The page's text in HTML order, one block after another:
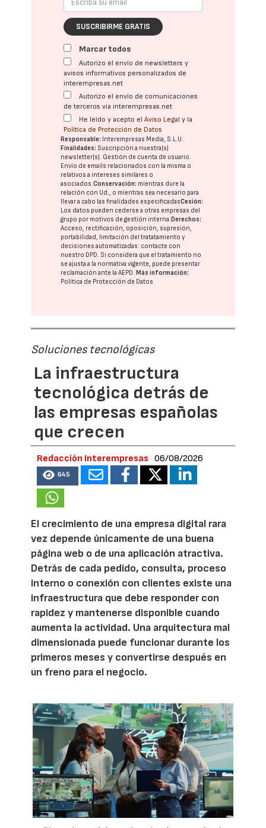
SUSCRIBIRME GRATIS
Marcar todos
Autorizo el envío de newsletters y
avisos informativos personalizados de
interempresas.net
Autorizo el envío de comunicaciones
de terceros vía interempresas.net
He leído y acepto elAviso Legal y la
Política de Protección de Datos
Responsable: Interempresas Media, S.L.U.
Finalidades: Suscripción a nuestra(s)
newsletter(s). Gestión de cuenta de usuario.
Envío de emails relacionados con la misma o
relativos a intereses similares o
asociados.Conservación: mientras dure la
relación con Ud., o mientras sea necesario para
llevar a cabo las finalidades especificadasCesión:
Los datos pueden cederse a otras empresas del
grupo por motivos de gestión interna. Derechos:
Acceso, rectificación, oposición, supresión,
portabilidad, limitación del tratatamiento y
decisiones automatizadas: contacte con
nuestro DPD. Si considera que el tratamiento no
se ajusta a la normativa vigente, puede presentar
reclamación ante laAEPD. Más información:
Política de Protección de Datos
Soluciones tecnológicas
La infraestructura
tecnológica detrás de
las empresas españolas
que crecen
Redacción Interempresas 06/08/2026
645
El crecimiento de una empresa digital rara
vez depende únicamente de una buena
página web o de una aplicación atractiva.
Detrás de cada pedido, consulta, proceso
interno o conexión con clientes existe una
infraestructura que debe responder con
rapidez y mantenerse disponible cuando
aumenta la actividad. Una arquitectura mal
dimensionada puede funcionar durante los
primeros meses y convertirse después en
un freno para el negocio.